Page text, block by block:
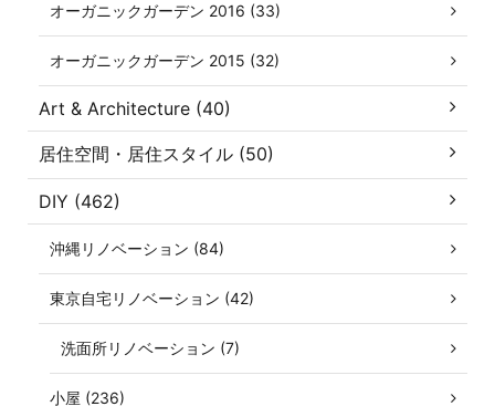
オーガニックガーデン 2016 (33)
オーガニックガーデン 2015 (32)
Art & Architecture (40)
居住空間・居住スタイル (50)
DIY (462)
沖縄リノベーション (84)
東京自宅リノベーション (42)
洗面所リノベーション (7)
小屋 (236)